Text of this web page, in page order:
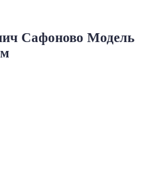
Сафоново Модель